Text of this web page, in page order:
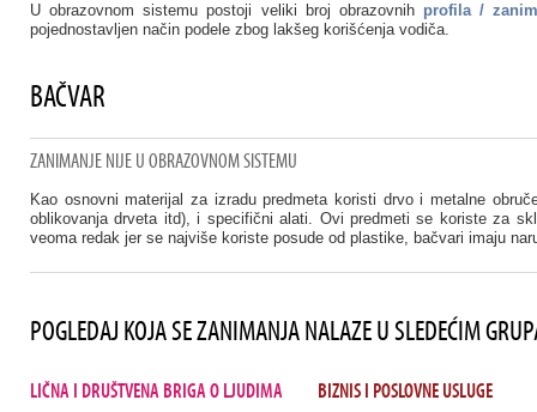
U obrazovnom sistemu postoji veliki broj obrazovnih profila /
pojednostavljen način podele zbog lakšeg korišćenja vodiča.
BAČVAR
ZANIMANJE NIJE U OBRAZOVNOM SISTEMU
Kao osnovni materijal za izradu predmeta koristi drvo i metalne
oblikovanja drveta itd), i specifični alati. Ovi predmeti se koriste za
veoma redak jer se najviše koriste posude od plastike, bačvari imaju
POGLEDAJ KOJA SE ZANIMANJA NALAZE U SLEDEĆIM
LIČNA I DRUŠTVENA BRIGA O LJUDIMA BIZNIS I POSLOVNE USLUGE